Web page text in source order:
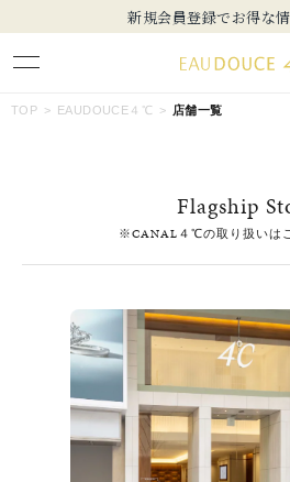
新規会員登録でお得な
#ダイヤモンド
カテゴリー
TOP EAUDOUCE４℃ 店舗一覧
Flagship
※CANAL４℃の取り扱いはご